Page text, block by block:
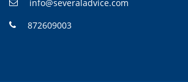
info@severaladvice.com
872609003